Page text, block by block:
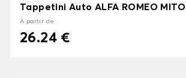
Tappetini Auto ALFA ROMEO MITO
À partir de
26.24 €